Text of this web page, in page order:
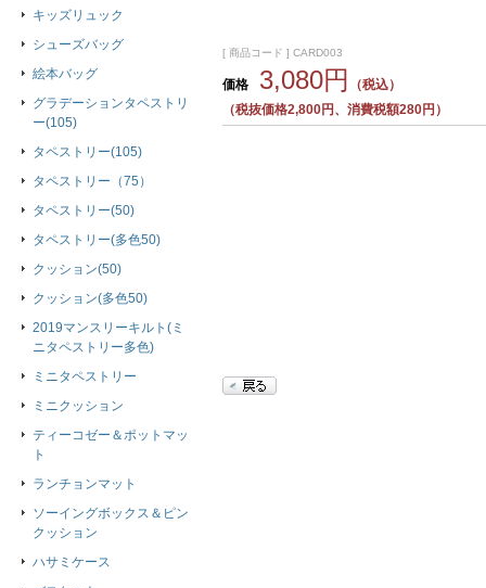
[ 商品コード ] CARD003
価格 3,080円
（税込）
（税抜価格2,800円、消費税額280円）
キッズリュック
シューズバッグ
絵本バッグ
グラデーションタペストリ
ー(105)
タペストリー(105)
タペストリー（75）
タペストリー(50)
タペストリー(多色50)
クッション(50)
クッション(多色50)
2019マンスリーキルト(ミ
ニタペストリー多色)
ミニタペストリー
ミニクッション
ティーコゼー＆ポットマッ
ト
ランチョンマット
ソーイングボックス＆ピン
クッション
ハサミケース